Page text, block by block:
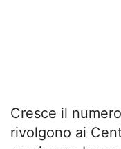
Cresce il
rivolgono ai